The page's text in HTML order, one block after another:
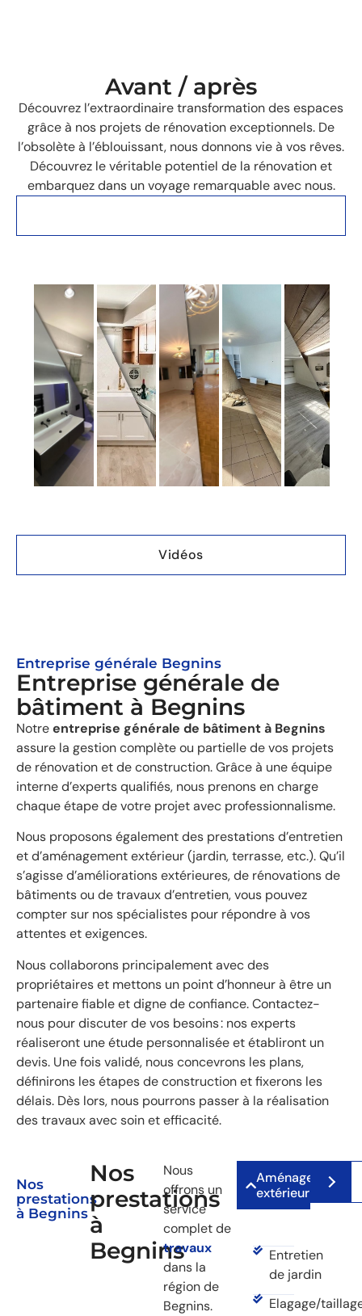
Avant / après
Découvrez l’extraordinaire transformation des espaces
grâce à nos projets de rénovation exceptionnels. De
l’obsolète à l’éblouissant, nous donnons vie à vos rêves.
Découvrez le véritable potentiel de la rénovation et
embarquez dans un voyage remarquable avec nous.
Vidéos
Entreprise générale Begnins
Entreprise générale de
bâtiment à Begnins
Notreentreprise générale de bâtiment à Begnins
assure la gestion complète ou partielle de vos projets
de rénovation et de construction. Grâce à une équipe
interne d’experts qualifiés, nous prenons en charge
chaque étape de votre projet avec professionnalisme.
Nous proposons également des prestations d’entretien
et d’aménagement extérieur (jardin, terrasse, etc.). Qu’il
s’agisse d’améliorations extérieures, de rénovations de
bâtiments ou de travaux d’entretien, vous pouvez
compter sur nos spécialistes pour répondre à vos
attentes et exigences.
Nous collaborons principalement avec des
propriétaires et mettons un point d’honneur à être un
partenaire fiable et digne de confiance. Contactez-
nous pour discuter de vos besoins : nos experts
réaliseront une étude personnalisée et établiront un
devis. Une fois validé, nous concevrons les plans,
définirons les étapes de construction et fixerons les
délais. Dès lors, nous pourrons passer à la réalisation
des travaux avec soin et efficacité.
Nos
prestations
à Begnins
Nos
prestations
à
Begnins
Nous
offrons un
service
complet de
travaux
dans la
région de
Begnins.
Aménagement
extérieur
Entretien
de jardin
Elagage/